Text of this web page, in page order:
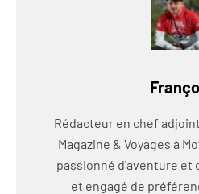
Rédacteur en chef
Magazine & Voyages à
passionné d'aventure et
et engagé de